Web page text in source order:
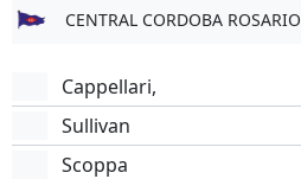
CENTRAL CORDOBA ROSARIO
Cappellari,
Sullivan
Scoppa